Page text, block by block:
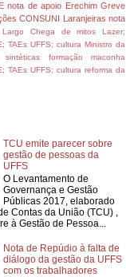
nota de apoio Erechim Greve
CONSUNI Laranjeiras nota
Chega de mitos
Lazer;
TAEs UFFS; cultura Ministro da
sintéticas formação
maconha
TAEs UFFS; cultura reforma da
TCU emite parecer sobre
gestão de pessoas da
UFFS
O Levantamento de
Governança e Gestão
Públicas 2017, elaborado
Contas da União (TCU) ,
à Gestão de Pessoa...
Nota de Repúdio à falta de
diálogo da gestão da UFFS
com os trabalhadores